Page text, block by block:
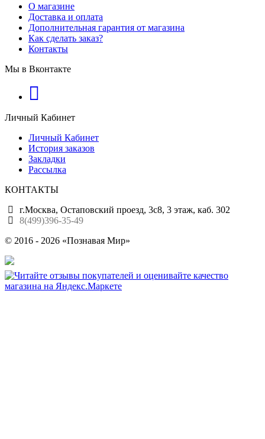
О магазине
Доставка и оплата
Дополнительная гарантия от магазина
Как сделать заказ?
Контакты
Мы в Вконтакте
Личный Кабинет
Личный Кабинет
История заказов
Закладки
Рассылка
КОНТАКТЫ
г.Москва, Остаповский проезд, 3с8, 3 этаж, каб. 302
8(499)396-35-49
© 2016 - 2026 «Познавая Мир»